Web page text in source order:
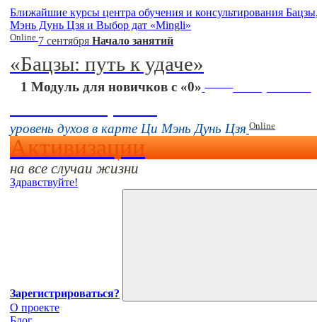
Ближайшие курсы центра обучения и консультирования
Мэнь Дунь Цзя и Выбор дат «Mingli»
Online 7 сентября Начало занятий
«Бацзы: путь к удаче»
1 Модуль для новичков с «0» 16 августа 11:00
уровень духов в карте Ци Мэнь Дунь Цзя Online
Активизации
на все случаи жизни
Здравствуйте!
Зарегистрироваться?
О проекте